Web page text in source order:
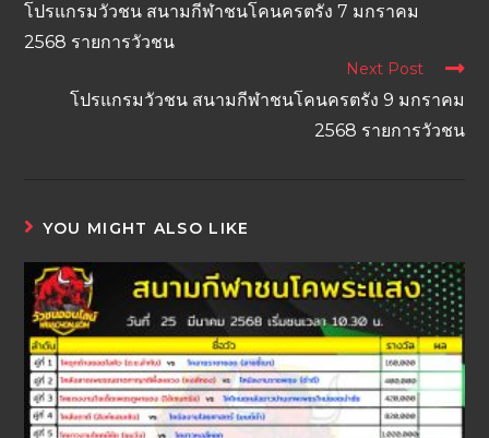
โปรแกรมวัวชน สนามกีฬาชนโคนครตรัง 7 มกราคม
2568 รายการวัวชน
Next Post
โปรแกรมวัวชน สนามกีฬาชนโคนครตรัง 9 มกราคม
2568 รายการวัวชน
YOU MIGHT ALSO LIKE